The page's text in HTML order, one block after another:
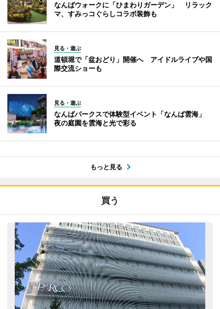
なんばウォークに「ひまわりガーデン」 リラック
マ、すみっコぐらしコラボ装飾も
見る・遊ぶ
道頓堀で「盆おどり」開催へ アイドルライブや国
際交流ショーも
見る・遊ぶ
なんばパークスで体験型イベント「なんば雲海」
夜の庭園を雲海と光で彩る
もっと見る
買う